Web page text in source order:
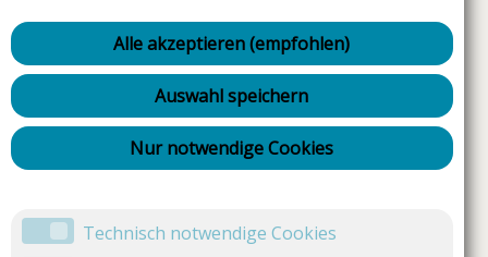
Alle akzeptieren (empfohlen)
Auswahl speichern
Nur notwendige Cookies
Technisch notwendige Cookies